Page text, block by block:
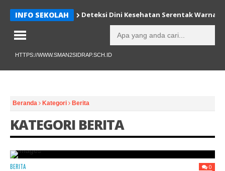
INFO SEKOLAH Deteksi Dini Kesehatan Serentak Warnai
HTTPS://WWW.SMAN2SIDRAP.SCH.ID
Beranda Kategori Berita
KATEGORI BERITA
BERITA 0